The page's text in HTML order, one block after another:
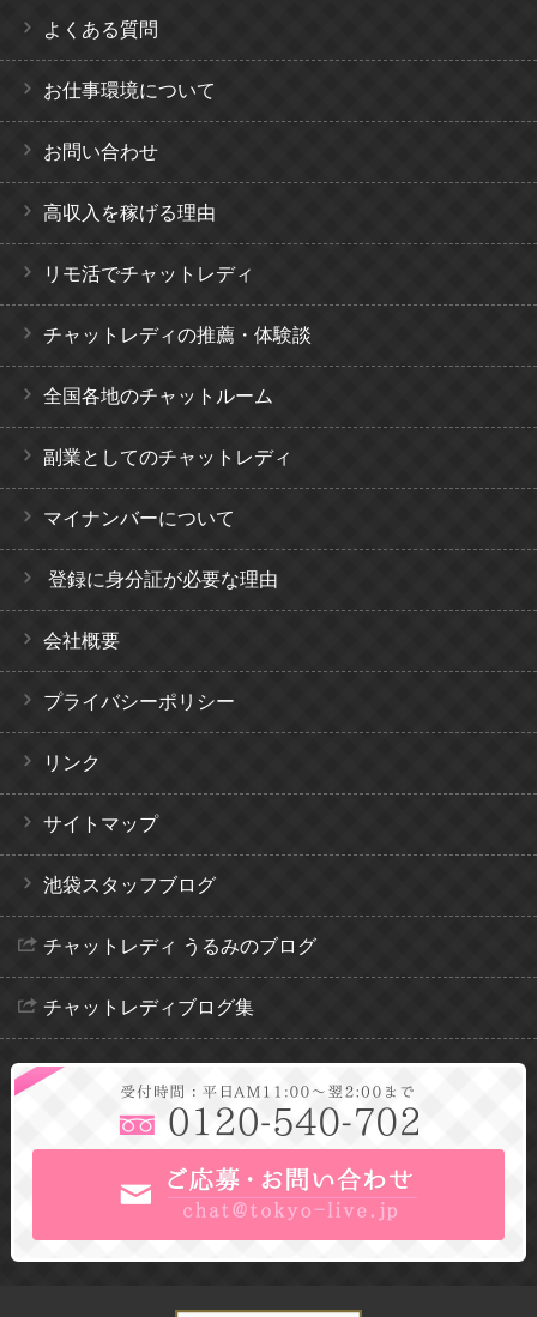
よくある質問
お仕事環境について
お問い合わせ
高収入を稼げる理由
リモ活でチャットレディ
チャットレディの推薦・体験談
全国各地のチャットルーム
副業としてのチャットレディ
マイナンバーについて
登録に身分証が必要な理由
会社概要
プライバシーポリシー
リンク
サイトマップ
池袋スタッフブログ
チャットレディ うるみのブログ
チャットレディブログ集